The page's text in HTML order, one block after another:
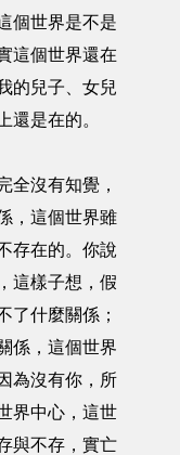
個世界是不是
這個世界還在
的兒子、女兒
還是在的。
沒有知覺，
，這個世界雖
存在的。你說
這樣子想，假
了什麼關係；
係，這個世界
為沒有你，所
界中心，這世
與不存，實亡